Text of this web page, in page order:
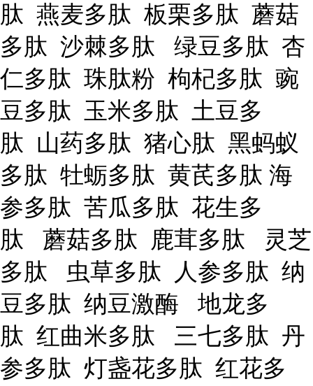
肽 燕麦多肽 板栗多肽 蘑菇
多肽 沙棘多肽 绿豆多肽 杏
仁多肽 珠肽粉 枸杞多肽 豌
豆多肽 玉米多肽 土豆多
肽 山药多肽 猪心肽 黑蚂蚁
多肽 牡蛎多肽 黄芪多肽 海
参多肽 苦瓜多肽 花生多
肽 蘑菇多肽 鹿茸多肽 灵芝
多肽 虫草多肽 人参多肽 纳
豆多肽 纳豆激酶 地龙多
肽 红曲米多肽 三七多肽 丹
参多肽 灯盏花多肽 红花多